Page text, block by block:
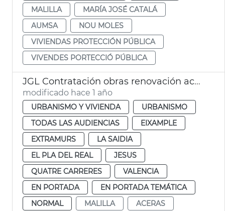
MALILLA
MARÍA JOSÉ CATALÁ
AUMSA
NOU MOLES
VIVIENDAS PROTECCIÓN PÚBLICA
VIVENDES PORTECCIÓ PÚBLICA
JGL Contratación obras renovación aceras València
modificado hace 1 año
URBANISMO Y VIVIENDA
URBANISMO
TODAS LAS AUDIENCIAS
EIXAMPLE
EXTRAMURS
LA SAIDIA
EL PLA DEL REAL
JESUS
QUATRE CARRERES
VALENCIA
EN PORTADA
EN PORTADA TEMÁTICA
NORMAL
MALILLA
ACERAS